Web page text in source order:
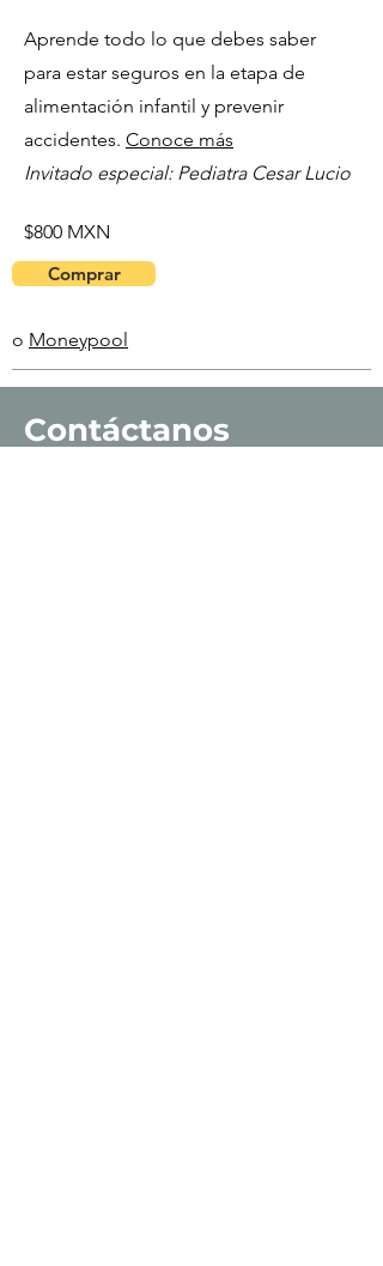
Aprende todo lo que debes saber
para estar seguros en la etapa de
alimentación infantil y prevenir
accidentes. Conoce más
Invitado especial: Pediatra Cesar Lucio
$800 MXN
Comprar
o Moneypool
Contáctanos